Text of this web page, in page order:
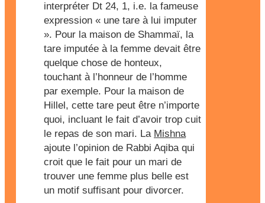
interpréter Dt 24, 1, i.e. la fameuse
expression « une tare à lui imputer
». Pour la maison de Shammaï, la
tare imputée à la femme devait être
quelque chose de honteux,
touchant à l’honneur de l’homme
par exemple. Pour la maison de
Hillel, cette tare peut être n’importe
quoi, incluant le fait d’avoir trop cuit
le repas de son mari. La Mishna
ajoute l’opinion de Rabbi Aqiba qui
croit que le fait pour un mari de
trouver une femme plus belle est
un motif suffisant pour divorcer.